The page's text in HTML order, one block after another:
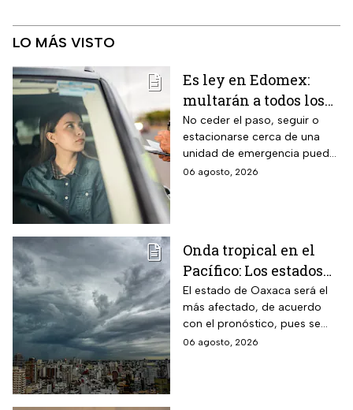
LO MÁS VISTO
Es ley en Edomex:
multarán a todos los
conductores que
cometan este error
frente a ambulancias
y patrullas
No ceder el paso, seguir o
estacionarse cerca de una
unidad de emergencia puede
generar una multa de más de
06 agosto, 2026
Onda tropical en el
Pacífico: Los estados
donde lloverá más
fuerte este jueves y
viernes
El estado de Oaxaca será el
más afectado, de acuerdo
con el pronóstico, pues se
prevén lluvias intensas con
06 agosto, 2026